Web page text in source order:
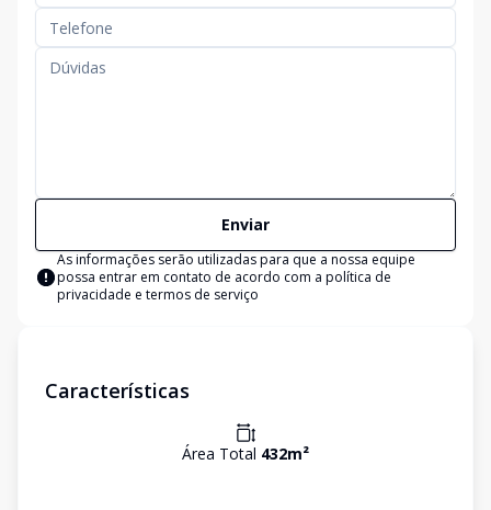
Enviar
As informações serão utilizadas para que a nossa equipe
possa entrar em contato de acordo com a política de
privacidade e termos de serviço
Características
Área Total 432m²